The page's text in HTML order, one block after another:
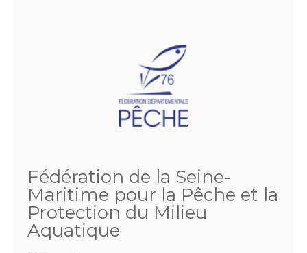
Fédération de la Seine-
Maritime pour la Pêche et la
Protection du Milieu
Aquatique